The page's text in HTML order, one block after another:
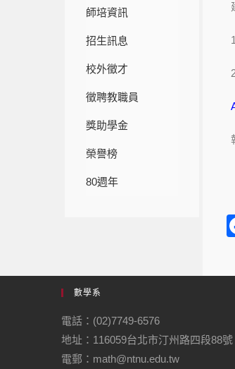
師培資訊
招生訊息
校外徵才
徵聘教職員
獎助學金
榮譽榜
80週年
數學系
電話：(02)7749-6576
地址：116059台北市汀州路四段88號
電郵：math@ntnu.edu.tw